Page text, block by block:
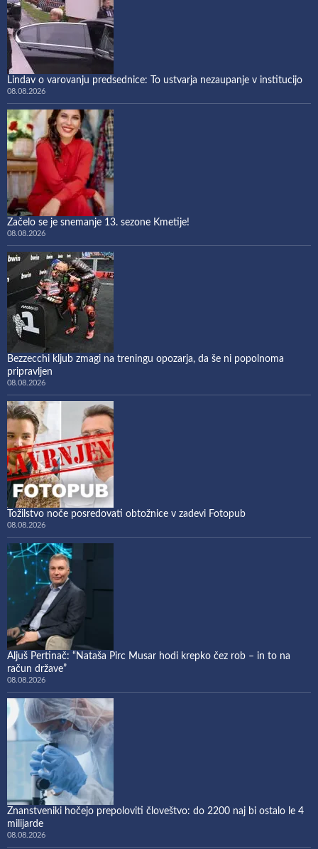
Lindav o varovanju predsednice: To ustvarja nezaupanje v institucijo
08.08.2026
Začelo se je snemanje 13. sezone Kmetije!
08.08.2026
Bezzecchi kljub zmagi na treningu opozarja, da še ni popolnoma
pripravljen
08.08.2026
Tožilstvo noče posredovati obtožnice v zadevi Fotopub
08.08.2026
Aljuš Pertinač: “Nataša Pirc Musar hodi krepko čez rob – in to na
račun države”
08.08.2026
Znanstveniki hočejo prepoloviti človeštvo: do 2200 naj bi ostalo le 4
milijarde
08.08.2026